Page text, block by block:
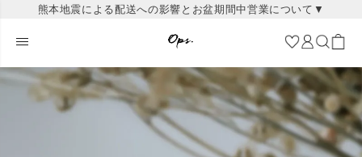
熊本地震による配送への影響とお盆期間中営業について▼